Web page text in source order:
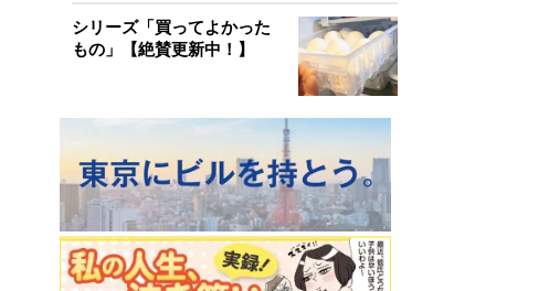
シリーズ「買ってよかった
もの」【絶賛更新中！】